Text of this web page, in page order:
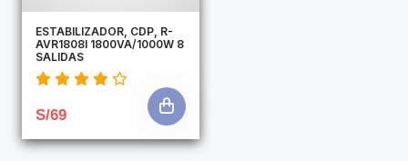
ESTABILIZADOR, CDP, R-
AVR1808I 1800VA/1000W 8
SALIDAS
S/69